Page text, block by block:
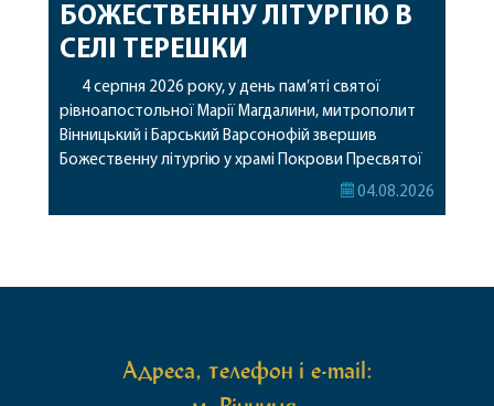
БОЖЕСТВЕННУ ЛІТУРГІЮ В
СЕЛІ ТЕРЕШКИ
4 серпня 2026 року, у день пам’яті святої
рівноапостольної Марії Магдалини, митрополит
Вінницький і Барський Варсонофій звершив
Божественну літургію у храмі Покрови Пресвятої
Богородиці села Терешки Барського благочиння.
04.08.2026
Адреса, телефон і e-mail: